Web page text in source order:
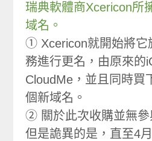
瑞典軟體商Xcericon所
域名。
① Xcericon就開始將它
務進行更名，由原來的
CloudMe，並且同時買
個新域名。
② 關於此次收購並無參
但是詭異的是，直至4